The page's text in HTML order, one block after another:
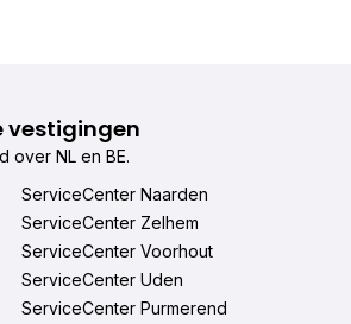
vestigingen
over NL en BE.
ServiceCenter Naarden
ServiceCenter Zelhem
ServiceCenter Voorhout
ServiceCenter Uden
ServiceCenter Purmerend